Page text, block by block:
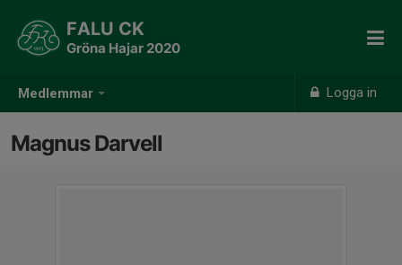
Medlemmar Logga in
FALU CK
Gröna Hajar 2020
Magnus Darvell